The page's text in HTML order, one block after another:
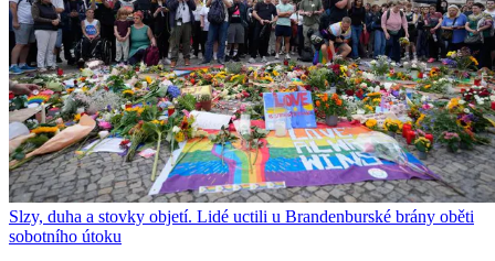
Slzy, duha a stovky objetí. Lidé uctili u Brandenburské brány oběti
sobotního útoku